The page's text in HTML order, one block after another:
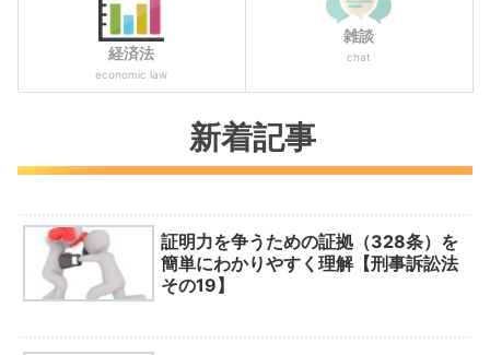
経済法
economic law
雑談
chat
新着記事
証明力を争うための証拠（328条）を
簡単にわかりやすく理解【刑事訴訟法
その19】